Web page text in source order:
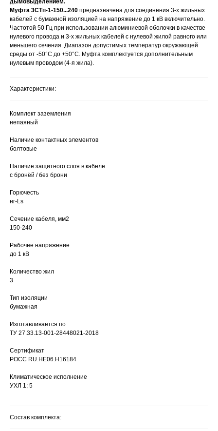
дымовыделением.
Муфта 3СТп-1-150...240 предназначена для соединения 3-х жильных
кабелей с бумажной изоляцией на напряжение до 1 кВ включительно.
Частотой 50 Гц при использовании алюминиевой оболочки в качестве
нулевого провода и 3-х жильных кабелей с нулевой жилой равного или
меньшего сечения. Диапазон допустимых температур окружающей
среды от -50°С до +50°С. Муфта комплектуется дополнительным
нулевым проводом (4-я жила).
Характеристики:
Комплект заземления
непаяный
Наличие контактных элементов
болтовые
Наличие защитного слоя в кабеле
с бронёй / без брони
Горючесть
нг-Ls
Сечение кабеля, мм2
150-240
Рабочее напряжение
до 1 кВ
Количество жил
3
Тип изоляции
бумажная
Изготавливается по
ТУ 27.33.13-001-28448021-2018
Сертификат
РОСС RU.HЕ06.Н16184
Климатическое исполнение
УХЛ 1; 5
Состав комплекта: